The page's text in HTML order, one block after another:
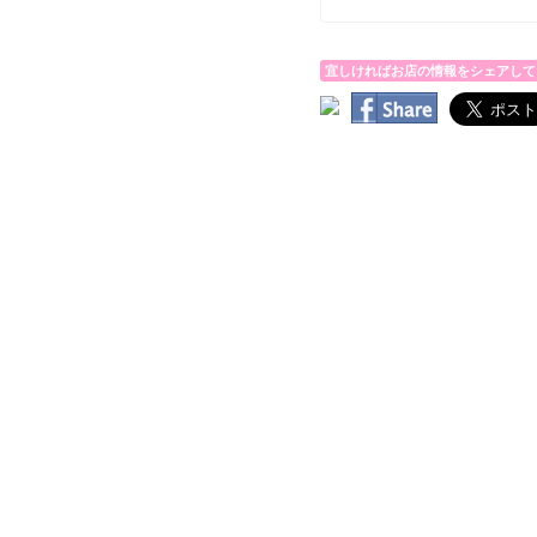
宜しければお店の情報をシェアし